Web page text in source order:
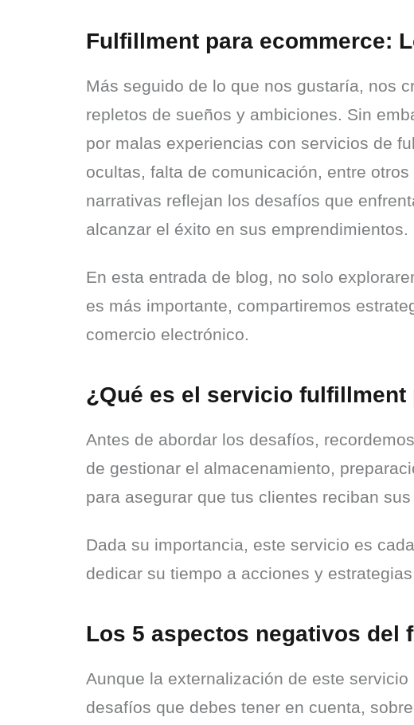
Fulfillment para ecommerce:
Más seguido de lo que nos gustaría, nos
repletos de sueños y ambiciones. Sin
por malas experiencias con servicios de
ocultas, falta de comunicación, entre
narrativas reflejan los desafíos que
alcanzar el éxito en sus emprendimientos.
En esta entrada de blog, no solo
es más importante, compartiremos
comercio electrónico.
¿Qué es el servicio fulfillment
Antes de abordar los desafíos,
de gestionar el almacenamiento,
para asegurar que tus clientes reciban
Dada su importancia, este servicio es
dedicar su tiempo a acciones y
Los 5 aspectos negativos del
Aunque la externalización de este
desafíos que debes tener en cuenta,